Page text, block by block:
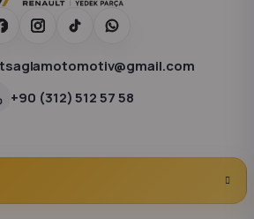
+90 (312) 512 57 58